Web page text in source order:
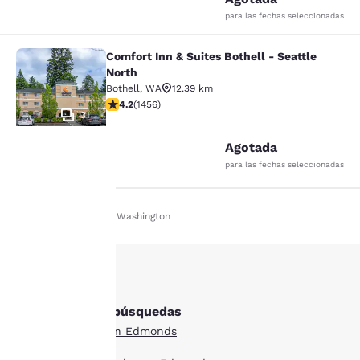
para las fechas seleccionadas
Comfort Inn & Suites Bothell -
31
Comfort Inn & Suites Bothell - Seattle
North
Bothell, WA
12.39 km
Calificación de 4.17 estrellas. Muy bueno. 1456
4.2(1456)
Agotada
para las fechas seleccionadas
Washington
Otras Edmonds búsquedas
Todos los hoteles en Edmonds